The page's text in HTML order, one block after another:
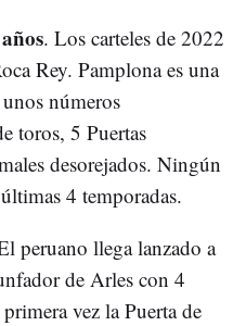
. Los carteles de 2022
Rey. Pamplona es una
números
toros, 5 Puertas
desorejados. Ningún
4 temporadas.
peruano llega lanzado a
de Arles con 4
vez la Puerta de